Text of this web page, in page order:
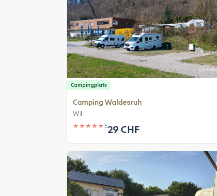
Campingplats
Camping Waldesruh
Wil
★ ★ ★ ★ ★529 CHF